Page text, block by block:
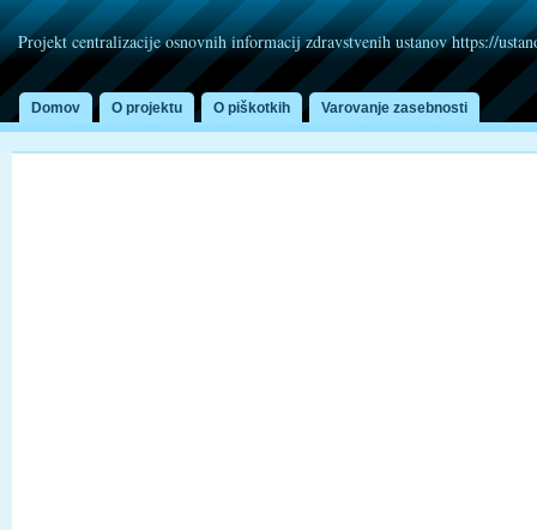
Projekt centralizacije osnovnih informacij zdravstvenih ustanov https://
Domov O projektu O piškotkih Varovanje zasebnosti